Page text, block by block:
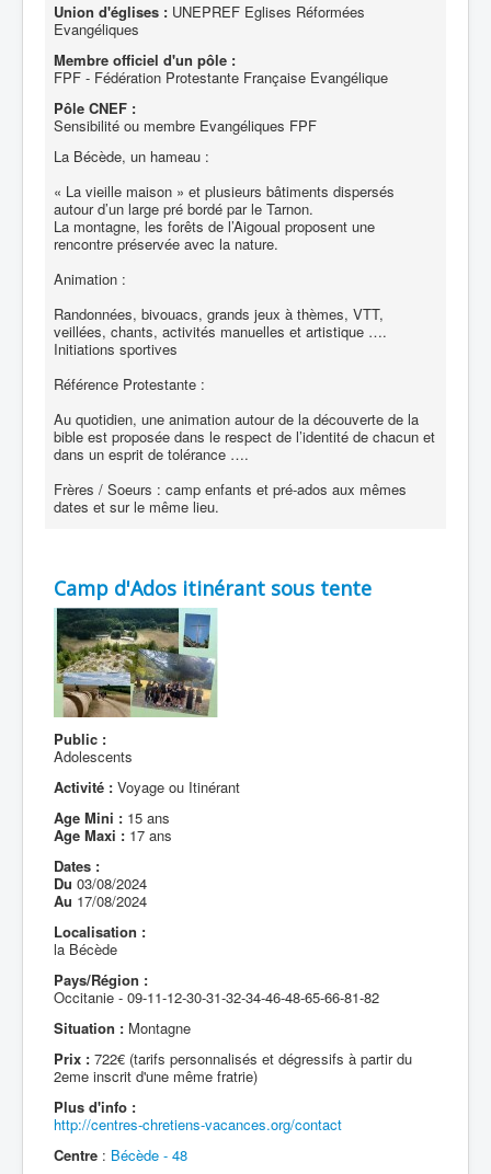
Union d'églises : UNEPREF Eglises Réformées
Evangéliques
Membre officiel d'un pôle :
FPF - Fédération Protestante Française Evangélique
Pôle CNEF :
Sensibilité ou membre Evangéliques FPF
La Bécède, un hameau :
« La vieille maison » et plusieurs bâtiments dispersés
autour d’un large pré bordé par le Tarnon.
La montagne, les forêts de l’Aigoual proposent une
rencontre préservée avec la nature.
Animation :
Randonnées, bivouacs, grands jeux à thèmes, VTT,
veillées, chants, activités manuelles et artistique ….
Initiations sportives
Référence Protestante :
Au quotidien, une animation autour de la découverte de la
bible est proposée dans le respect de l’identité de chacun et
dans un esprit de tolérance ….
Frères / Soeurs : camp enfants et pré-ados aux mêmes
dates et sur le même lieu.
Camp d'Ados itinérant sous tente
Public :
Adolescents
Activité : Voyage ou Itinérant
Age Mini : 15 ans
Age Maxi : 17 ans
Dates :
Du 03/08/2024
Au 17/08/2024
Localisation :
la Bécède
Pays/Région :
Occitanie - 09-11-12-30-31-32-34-46-48-65-66-81-82
Situation : Montagne
Prix : 722€ (tarifs personnalisés et dégressifs à partir du
2eme inscrit d'une même fratrie)
Plus d'info :
http://centres-chretiens-vacances.org/contact
Centre : Bécède - 48